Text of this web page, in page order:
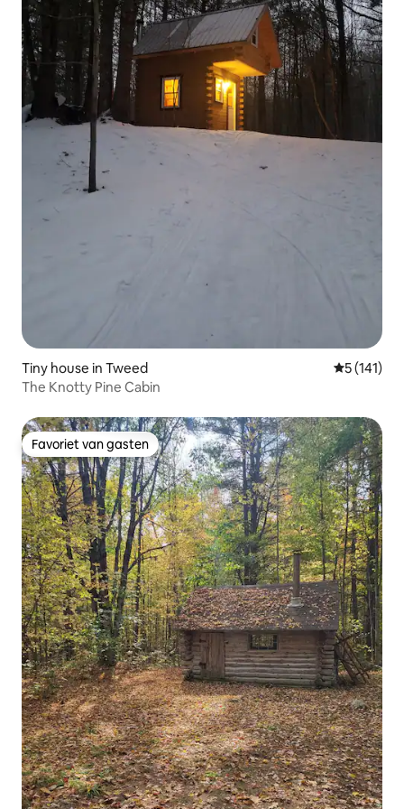
Tiny house in Tweed
5 (141)
The Knotty Pine Cabin
Favoriet van gasten
Favoriet van gasten